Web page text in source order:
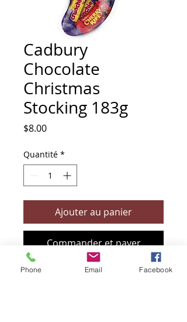
Cadbury
Chocolate
Christmas
Stocking 183g
$8.00Prix
Quantité *
Ajouter au panier
Commander et payer
Phone Email Facebook